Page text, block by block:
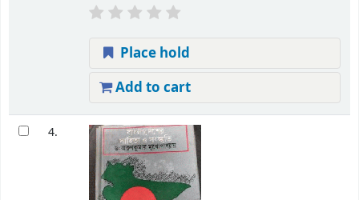
Place hold
Add to cart
4.